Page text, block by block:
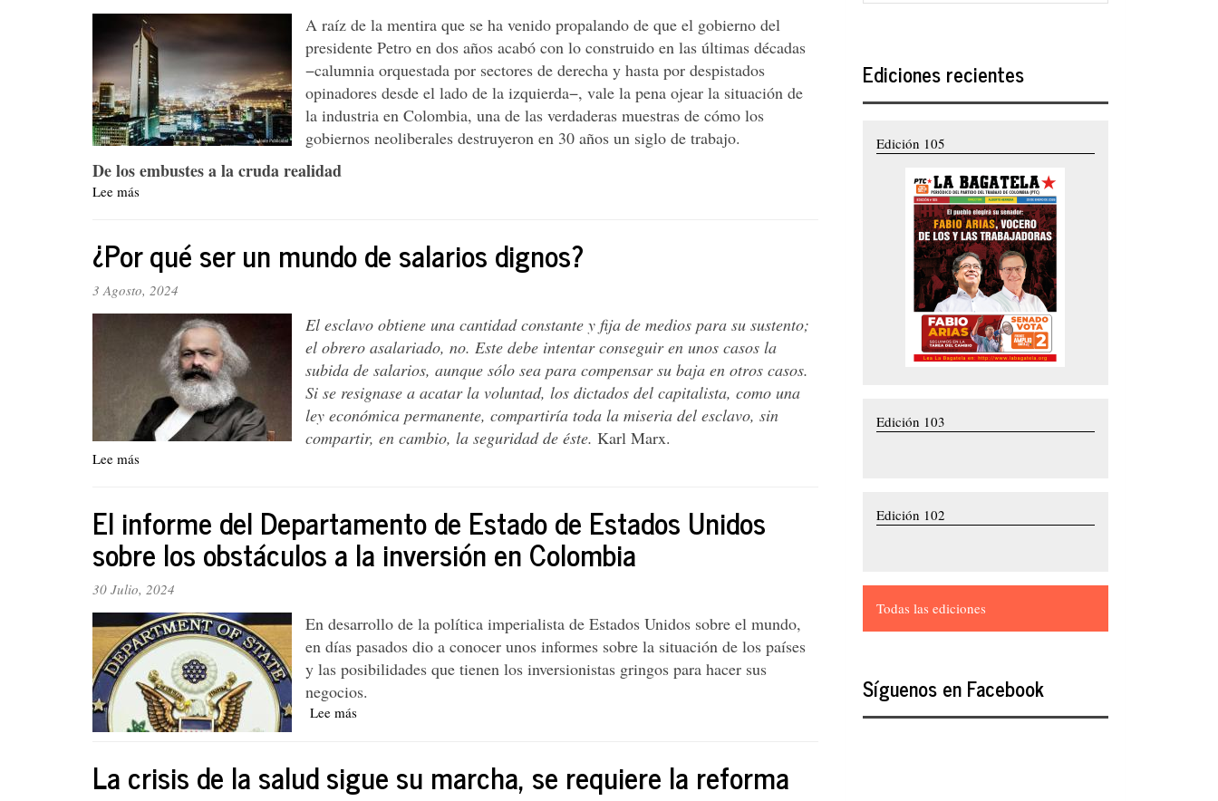
a
la
reforma
agraria
en
Colombia
A raíz de la mentira que se ha venido propalando de que el gobierno del
presidente Petro en dos años acabó con lo construido en las últimas décadas
−calumnia orquestada por sectores de derecha y hasta por despistados
opinadores desde el lado de la izquierda−, vale la pena ojear la situación de
la industria en Colombia, una de las verdaderas muestras de cómo los
gobiernos neoliberales destruyeron en 30 años un siglo de trabajo.
De los embustes a la cruda realidad
Lee más
reprimarización
la
¿Por qué ser un mundo de salarios dignos?
3 Agosto, 2024
El esclavo obtiene una cantidad constante y fija de medios para su sustento;
el obrero asalariado, no. Este debe intentar conseguir en unos casos la
subida de salarios, aunque sólo sea para compensar su baja en otros casos.
Si se resignase a acatar la voluntad, los dictados del capitalista, como una
ley económica permanente, compartiría toda la miseria del esclavo, sin
compartir, en cambio, la seguridad de éste. Karl Marx.
Lee más
ser
un
mundo
de
salarios
dignos?
El informe del Departamento de Estado de Estados Unidos
sobre los obstáculos a la inversión en Colombia
30 Julio, 2024
En desarrollo de la política imperialista de Estados Unidos sobre el mundo,
en días pasados dio a conocer unos informes sobre la situación de los países
y las posibilidades que tienen los inversionistas gringos para hacer sus
negocios.
Lee más
Departamento
La crisis de la salud sigue su marcha, se requiere la reforma
Ediciones recientes
Edición 105
Edición 103
Edición 102
Todas las ediciones
Síguenos en Facebook